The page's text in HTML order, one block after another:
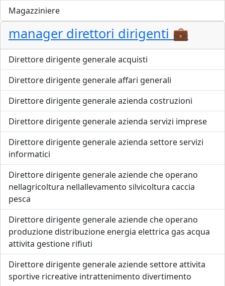
Magazziniere
manager direttori dirigenti 💼
Direttore dirigente generale acquisti
Direttore dirigente generale affari generali
Direttore dirigente generale azienda costruzioni
Direttore dirigente generale azienda servizi imprese
Direttore dirigente generale azienda settore servizi
informatici
Direttore dirigente generale aziende che operano
nellagricoltura nellallevamento silvicoltura caccia
pesca
Direttore dirigente generale aziende che operano
produzione distribuzione energia elettrica gas acqua
attivita gestione rifiuti
Direttore dirigente generale aziende settore attivita
sportive ricreative intrattenimento divertimento